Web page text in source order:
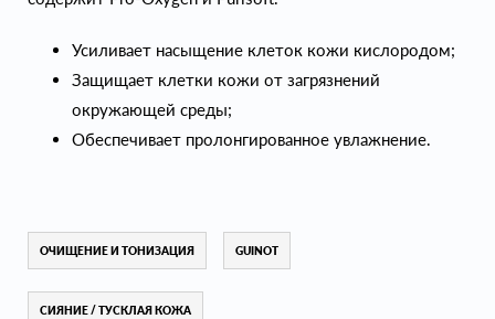
Усиливает насыщение клеток кожи кислородом;
Защищает клетки кожи от загрязнений
окружающей среды;
Обеспечивает пролонгированное увлажнение.
ОЧИЩЕНИЕ И ТОНИЗАЦИЯ GUINOT
СИЯНИЕ / ТУСКЛАЯ КОЖА